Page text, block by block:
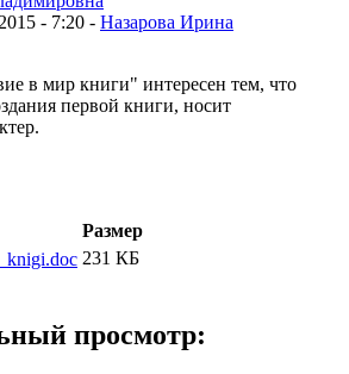
- 7:20 - Назарова Ирина
в мир книги" интересен тем, что
первой книги, носит
Размер
231 КБ
просмотр: